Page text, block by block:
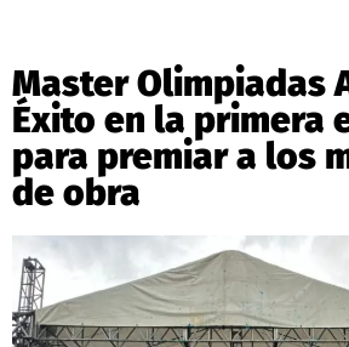
Master Olimpiadas
Éxito en la primera
para premiar a los
de obra